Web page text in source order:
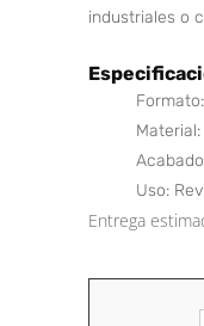
industriales o
Uso:
Entrega